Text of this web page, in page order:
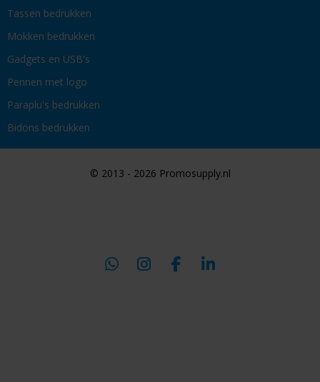
Tassen bedrukken
Mokken bedrukken
Gadgets en USB's
Pennen met logo
Paraplu's bedrukken
Bidons bedrukken
© 2013 - 2026 Promosupply.nl